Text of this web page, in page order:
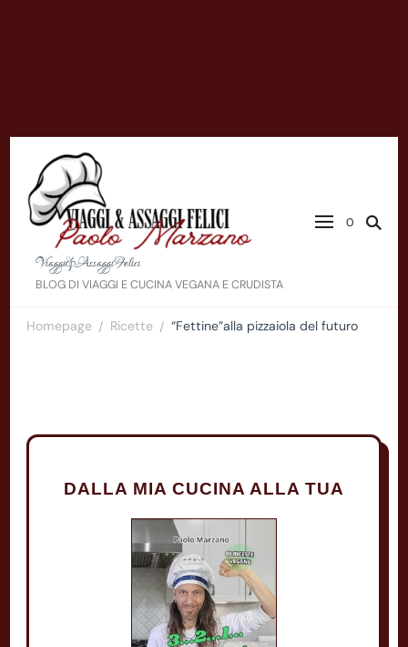
Viaggi&AssaggiFelici
BLOG DI VIAGGI E CUCINA VEGANA E CRUDISTA
0
Homepage / Ricette / “Fettine”alla pizzaiola del futuro
DALLA MIA CUCINA ALLA TUA